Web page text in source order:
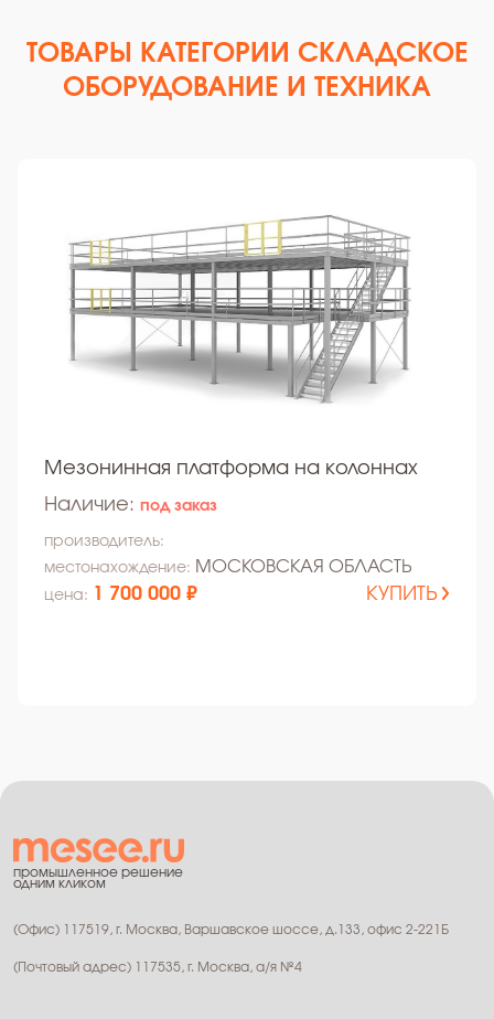
ТОВАРЫ КАТЕГОРИИ СКЛАДСКОЕ
ОБОРУДОВАНИЕ И ТЕХНИКА
Мезонинная платформа на колоннах
Наличие: под заказ
производитель:
местонахождение: МОСКОВСКАЯ ОБЛАСТЬ
цена: 1 700 000 ₽ КУПИТЬ
промышленное решение
одним кликом
(Офис) 117519, г. Москва, Варшавское шоссе, д.133, офис 2-221Б
(Почтовый адрес) 117535, г. Москва, а/я №4